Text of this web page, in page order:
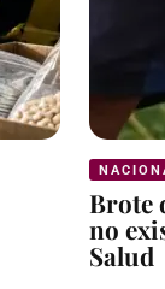
Brote
no
Salud